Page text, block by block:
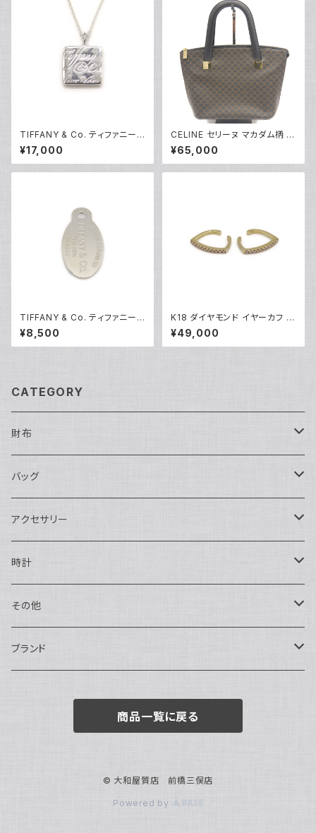
TIFFANY & Co. ティファニー
ノーツ スクエアプレート ペンダ
ント ネックレス シルバー925 ア
ズキチェーン Y05238
¥17,000
CELINE セリーヌ マカダム柄 ト
ートバッグ MC97/2 Y05228
¥65,000
TIFFANY & Co. ティファニー
リターントゥ タグ ネックレストッ
プ シルバー925 ペンダントトッ
プ Y05233
¥8,500
K18 ダイヤモンド イヤーカフ 1
8金 Y05253
¥49,000
CATEGORY
財布
長財布
二つ折り
バッグ
ショルダーバッグ・ボディバッグ
ハンドバッグ・ポーチ
トートバッグ
バックパック・リュックサック
ボストンバッグ
アクセサリー
ネックレス
指輪
ピアス・イヤリング
チャーム・キーホルダー
時計
アナログ・機械式
アナログ・クォーツ
その他
ペン・万年筆
ブランド
BOTTEGA VENETA
商品一覧に戻る
© 大和屋質店 前橋三俣店
Powered by